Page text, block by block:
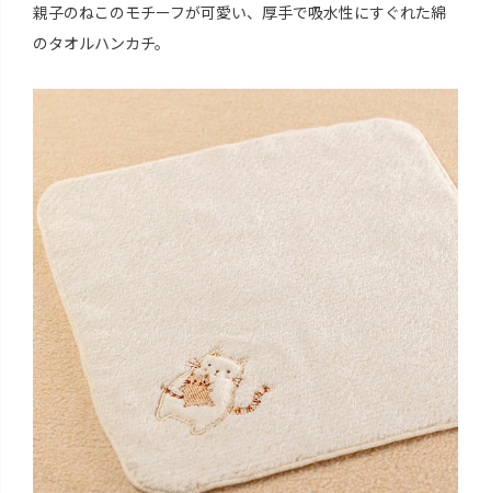
親子のねこのモチーフが可愛い、厚手で吸水性にすぐれた綿
のタオルハンカチ。